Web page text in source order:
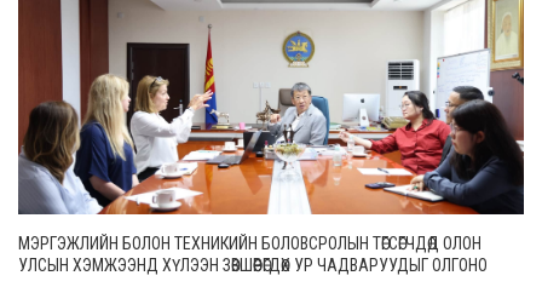
МЭРГЭЖЛИЙН БОЛОН ТЕХНИКИЙН БОЛОВСРОЛЫН ТӨГСӨГЧДӨД ОЛОН
УЛСЫН ХЭМЖЭЭНД ХҮЛЭЭН ЗӨВШӨӨРӨГДӨХ УР ЧАДВАРУУДЫГ ОЛГОНО